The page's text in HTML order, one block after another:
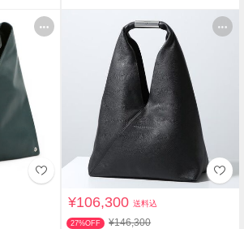
¥106,300送料込
27%OFF ¥146,300